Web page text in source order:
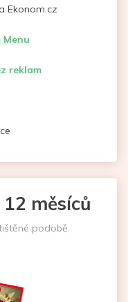
Ekonom.cz
Menu
reklam
měsíců
podobě.